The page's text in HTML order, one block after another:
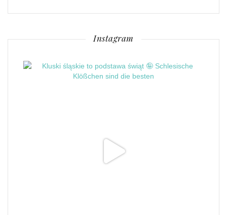
Instagram